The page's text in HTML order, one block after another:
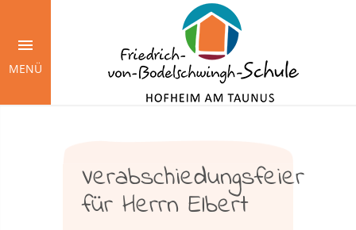
Inhalt
MENÜ
Verabschiedungsfeier
für Herrn Elbert